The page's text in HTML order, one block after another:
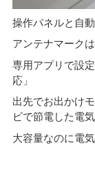
操作パネルと自
アンテナマーク
専用アプリで設
応」
出先でお出かけ
ビで節電した電
大容量なのに電